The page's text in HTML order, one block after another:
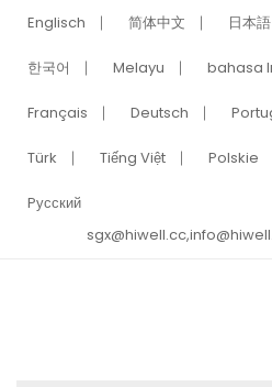
Englisch 简体中文 日本語
한국어 Melayu bahasa
Français Deutsch
Türk Tiếng Việt Polskie
Pусский